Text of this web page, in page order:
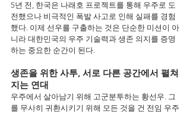
5년 전, 한국은 나래호 프로젝트를 통해 우주로 도
전했으나 비극적인 폭발 사고로 인해 실패를 경험
했다. 이제 선우를 구출하는 것은 단순한 미션이 아
니라 대한민국의 우주 기술력과 생존 의지를 증명
하는 중요한 순간이 된다.
생존을 위한 사투, 서로 다른 공간에서 펼쳐
지는 연대
우주에서 살아남기 위해 고군분투하는 황선우. 그
를 무사히 귀환시키기 위해 모든 것을 건 전임 우주